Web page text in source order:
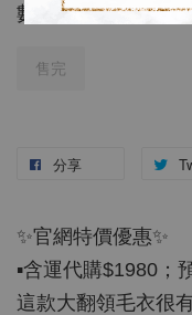
數量
售完
分享
✨官網特價優惠✨
▪️含運代購$1980；
這款大翻領毛衣很